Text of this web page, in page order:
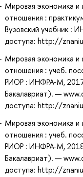
Мировая экономика
отношения :
Вузовский учебник :
доступа: http://
Мировая экономика
отношения : учеб.
РИОР : ИНФРА-М,
Бакалавриат). —
доступа: http://
Мировая экономика
отношения : учеб.
РИОР : ИНФРА-М,
Бакалавриат). —
доступа: http://